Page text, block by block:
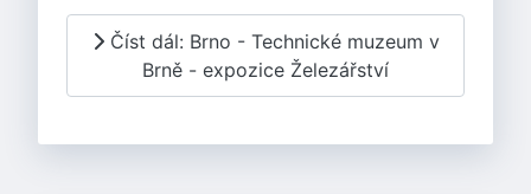
Číst dál: Brno - Technické muzeum v
Brně - expozice Železářství